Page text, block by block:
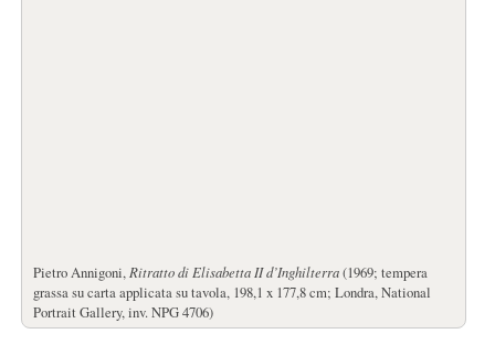
Pietro Annigoni, Ritratto di Elisabetta II d’Inghilterra(1969; tempera
grassa su carta applicata su tavola, 198,1 x 177,8 cm; Londra, National
Portrait Gallery, inv. NPG 4706)